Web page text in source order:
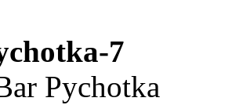
7
Pychotka